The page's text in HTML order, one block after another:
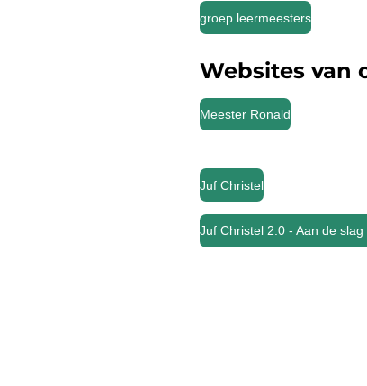
groep leermeesters
Websites van
Meester Ronald
Juf Christel
Juf Christel 2.0 - Aan de